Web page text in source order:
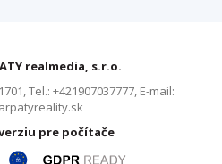
realmedia, s.r.o.
Tel.: +421907037777, E-mail:
pre počítače